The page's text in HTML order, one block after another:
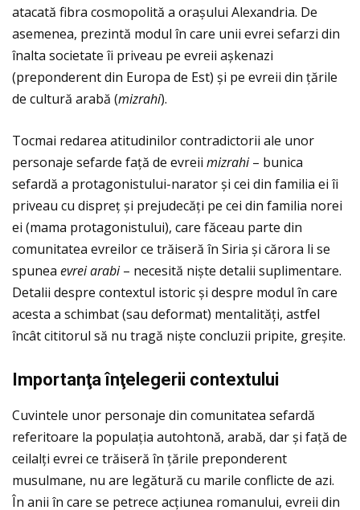
atacată fibra cosmopolită a orașului Alexandria. De
asemenea, prezintă modul în care unii evrei sefarzi din
înalta societate îi priveau pe evreii așkenazi
(preponderent din Europa de Est) și pe evreii din ţările
de cultură arabă (mizrahi).
Tocmai redarea atitudinilor contradictorii ale unor
personaje sefarde faţă de evreii mizrahi– bunica
sefardă a protagonistului-narator și cei din familia ei îi
priveau cu dispreţ și prejudecăţi pe cei din familia norei
ei (mama protagonistului), care făceau parte din
comunitatea evreilor ce trăiseră în Siria și cărora li se
spunea evrei arabi– necesită niște detalii suplimentare.
Detalii despre contextul istoric și despre modul în care
acesta a schimbat (sau deformat) mentalităţi, astfel
încât cititorul să nu tragă niște concluzii pripite, greșite.
Importanţaînţelegerii contextului
Cuvintele unor personaje din comunitatea sefardă
referitoare la populaţia autohtonă, arabă, dar și faţă de
ceilalţi evrei ce trăiseră în ţările preponderent
musulmane, nu are legătură cu marile conflicte de azi.
În anii în care se petrece acţiunea romanului, evreii din